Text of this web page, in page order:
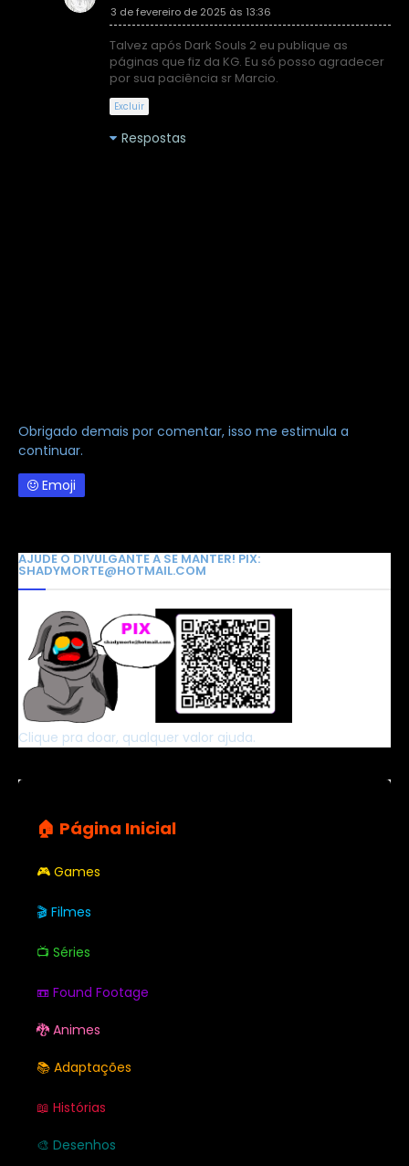
3 de fevereiro de 2025 às 13:36
Talvez após Dark Souls 2 eu publique as
páginas que fiz da KG. Eu só posso agradecer
por sua paciência sr Marcio.
Excluir
Respostas
Obrigado demais por comentar, isso me estimula a
continuar.
Emoji
AJUDE O DIVULGANTE A SE MANTER! PIX:
SHADYMORTE@HOTMAIL.COM
Clique pra doar, qualquer valor ajuda.
🏠 Página Inicial
🎮 Games
🎬 Filmes
📺 Séries
📼 Found Footage
🐉 Animes
📚 Adaptações
📖 Histórias
🎨 Desenhos